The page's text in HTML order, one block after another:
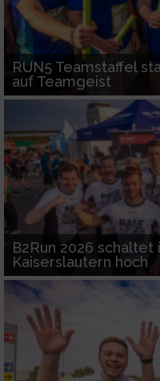
RUN5 Teamstaffel
auf Teamgeist
B2Run 2026 schaltet
Kaiserslautern hoch